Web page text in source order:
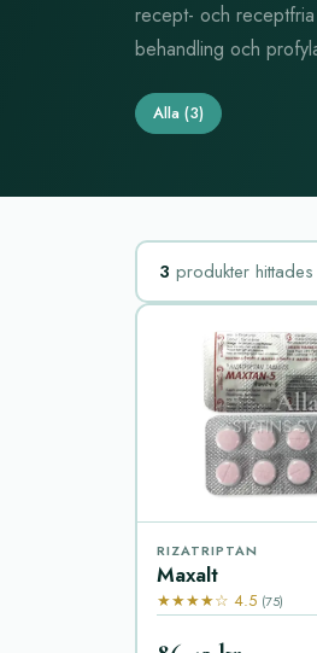
recept- och
behandling och
Alla (3)
3 produkter hittades
RIZATRIPTAN
Maxalt
★★★★☆ 4.5 (75)